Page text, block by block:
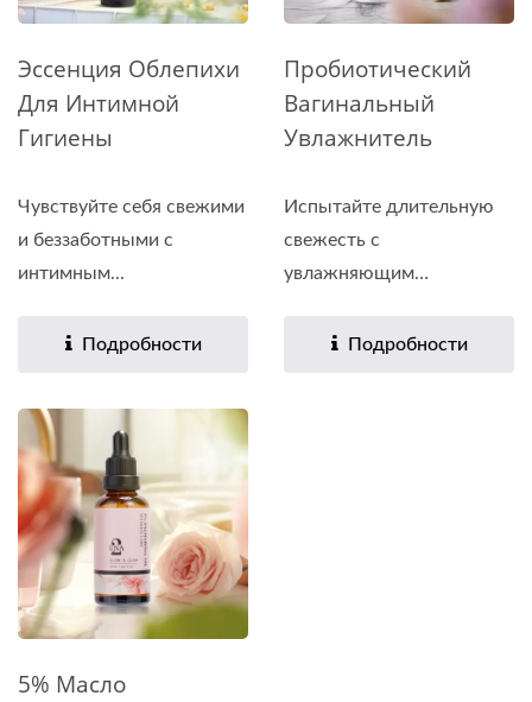
Эссенция Облепихи
Для Интимной
Гигиены
Чувствуйте себя свежими
и беззаботными с
интимным...
Подробности
Пробиотический
Вагинальный
Увлажнитель
Испытайте длительную
свежесть с
увлажняющим
Подробности
5% Масло